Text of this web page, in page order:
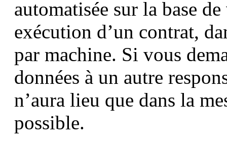
automatisée sur la base
exécution d’un contrat,
par machine. Si vous
données à un autre
n’aura lieu que dans la
possible.